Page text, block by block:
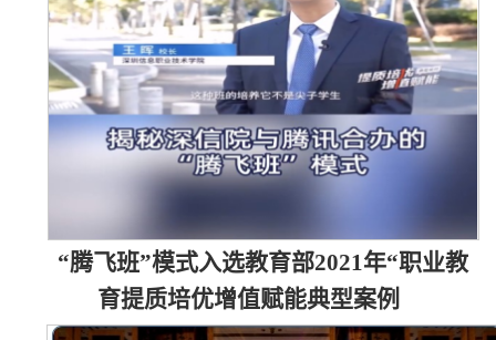
“腾飞班”模式入选教育部2021年“职业教
育提质培优增值赋能典型案例